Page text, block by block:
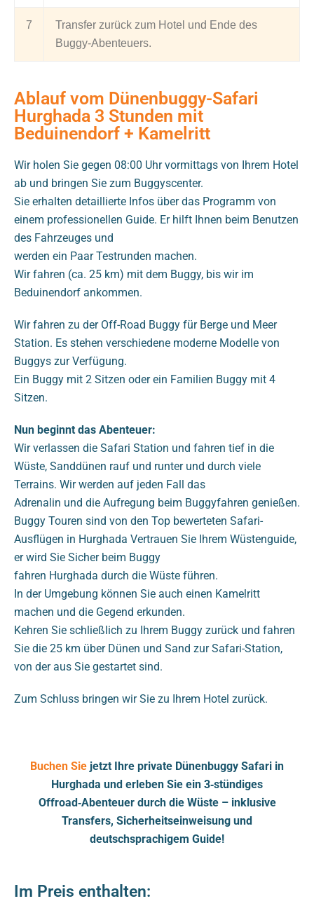
7
Transfer zurück zum Hotel und Ende des
Buggy-Abenteuers.
Ablauf vom Dünenbuggy-Safari
Hurghada 3 Stunden mit
Beduinendorf + Kamelritt
Wir holen Sie gegen 08:00 Uhr vormittags von Ihrem Hotel
ab und bringen Sie zum Buggyscenter.
Sie erhalten detaillierte Infos über das Programm von
einem professionellen Guide. Er hilft Ihnen beim Benutzen
des Fahrzeuges und
werden ein Paar Testrunden machen.
Wir fahren (ca. 25 km) mit dem Buggy, bis wir im
Beduinendorf ankommen.
Wir fahren zu der Off-Road Buggy für Berge und Meer
Station. Es stehen verschiedene moderne Modelle von
Buggys zur Verfügung.
Ein Buggy mit 2 Sitzen oder ein Familien Buggy mit 4
Sitzen.
Nun beginnt das Abenteuer:
Wir verlassen die Safari Station und fahren tief in die
Wüste, Sanddünen rauf und runter und durch viele
Terrains. Wir werden auf jeden Fall das
Adrenalin und die Aufregung beim Buggyfahren genießen.
Buggy Touren sind von den Top bewerteten Safari-
Ausflügen in Hurghada Vertrauen Sie Ihrem Wüstenguide,
er wird Sie Sicher beim Buggy
fahren Hurghada durch die Wüste führen.
In der Umgebung können Sie auch einen Kamelritt
machen und die Gegend erkunden.
Kehren Sie schließlich zu Ihrem Buggy zurück und fahren
Sie die 25 km über Dünen und Sand zur Safari-Station,
von der aus Sie gestartet sind.
Zum Schluss bringen wir Sie zu Ihrem Hotel zurück.
Buchen Sie jetzt Ihre private Dünenbuggy Safari in
Hurghada und erleben Sie ein 3‑stündiges
Offroad‑Abenteuer durch die Wüste – inklusive
Transfers, Sicherheitseinweisung und
deutschsprachigem Guide!
Im Preis enthalten: